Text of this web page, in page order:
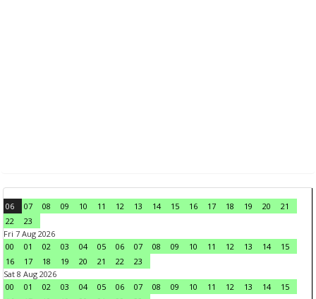
06 07 08 09 10 11 12 13 14 15 16 17 18 19 20
21
22
23
Fri 7 Aug 2026
00
01 02 03 04 05 06 07 08 09 10 11 12 13 14
15
16
17 18 19 20 21 22
23
Sat 8 Aug 2026
00
01 02 03 04 05 06 07 08 09 10 11 12 13 14
15